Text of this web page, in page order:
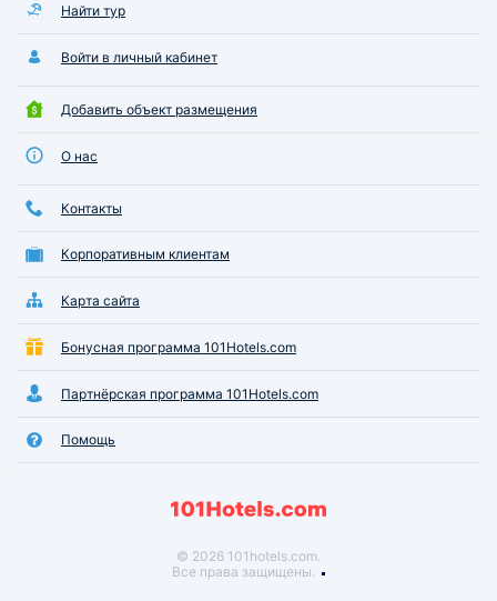
Найти тур
Войти в личный кабинет
Добавить объект размещения
О нас
Контакты
Корпоративным клиентам
Карта сайта
Бонусная программа 101Hotels.com
Партнёрская программа 101Hotels.com
Помощь
© 2026 101hotels.com.
Все права защищены.